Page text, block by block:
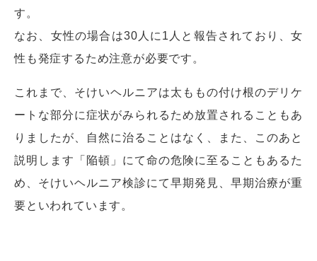
す。
なお、女性の場合は30人に1人と報告されており、女
性も発症するため注意が必要です。
これまで、そけいヘルニアは太ももの付け根のデリケ
ートな部分に症状がみられるため放置されることもあ
りましたが、自然に治ることはなく、また、このあと
説明します「陥頓」にて命の危険に至ることもあるた
め、そけいヘルニア検診にて早期発見、早期治療が重
要といわれています。